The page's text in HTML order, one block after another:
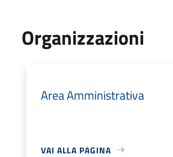
Organizzazioni
Area Amministrativa
VAI ALLA PAGINA